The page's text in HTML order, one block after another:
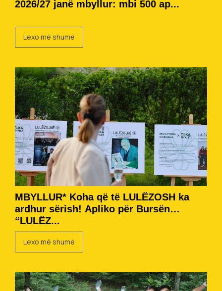
2026/27 janë mbyllur: mbi 500 ap...
Lexo më shumë
MBYLLUR* Koha që të LULËZOSH ka
ardhur sërish! Apliko për Bursën
“LULËZ...
Lexo më shumë